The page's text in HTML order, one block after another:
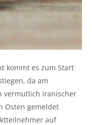
kommt es zum Start
da am
vermutlich iranischer
Osten gemeldet
auf